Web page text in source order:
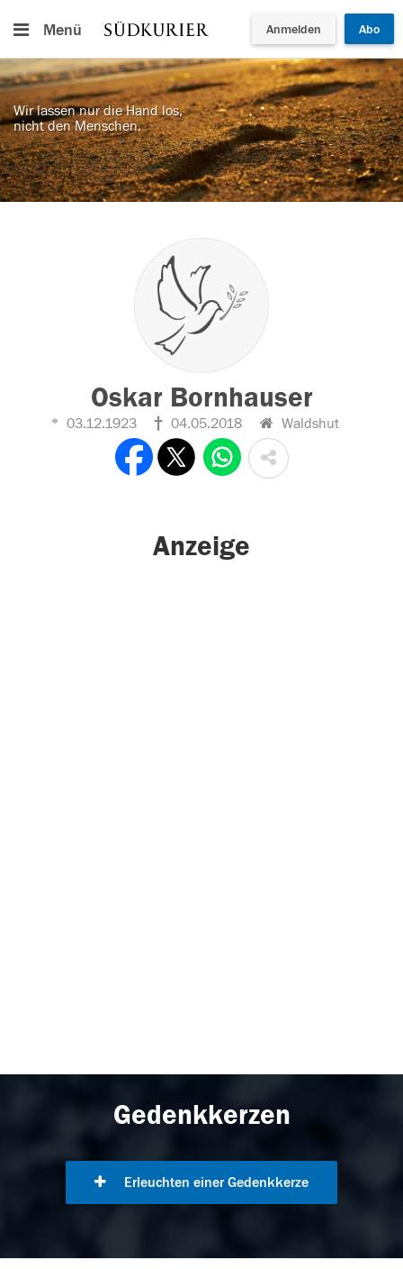
Menü Anmelden Abo
Wir lassen nur die Hand los,
nicht den Menschen.
Oskar Bornhauser
03.12.1923 04.05.2018 Waldshut
Anzeige
Gedenkkerzen
Erleuchten einer Gedenkkerze